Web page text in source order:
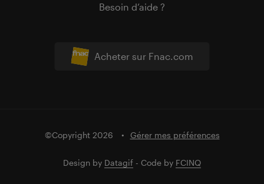
Acheter sur Fnac.com
Besoin d’aide ?
©Copyright 2026 Gérer mes préférences
Design by Datagif - Code by FCINQ